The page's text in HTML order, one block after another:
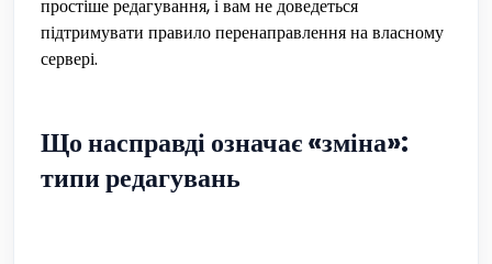
простіше редагування, і вам не доведеться
підтримувати правило перенаправлення на власному
сервері.
Що насправді означає «зміна»:
типи редагувань